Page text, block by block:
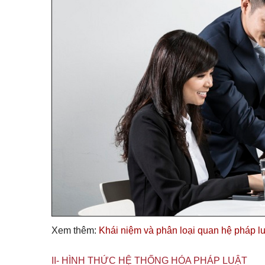
Xem thêm: Khái niệm và phân loại quan hệ pháp
II- HÌNH THỨC HỆ THỐNG HÓA PHÁP LUẬT